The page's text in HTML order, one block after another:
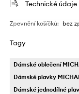
Technické údaje
Zpevnění košíčků: bez
Tagy
Dámské oblečení
Dámské plavky
Dámské jednodílné